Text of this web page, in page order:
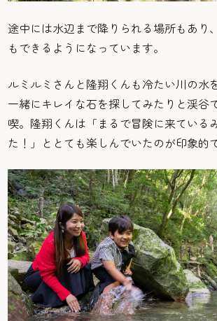
途中には水辺まで降りられる場所もあり
もできるようになっています。
ルミルミさんと隆翔くんも冷たい川の水
一緒にキレイな石を探してみたりと渓谷
喫。隆翔くんは「まるで冒険に来ている
た！」ととても楽しんでいたのが印象的